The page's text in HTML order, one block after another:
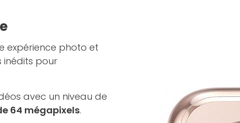
expérience photo et
inédits pour
avec un niveau de
64 mégapixels.